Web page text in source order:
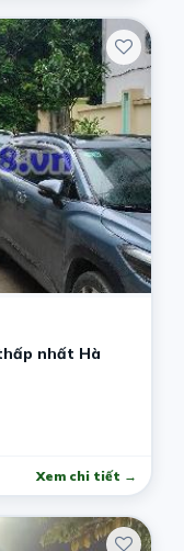
nhất Hà
Xem chi tiết →